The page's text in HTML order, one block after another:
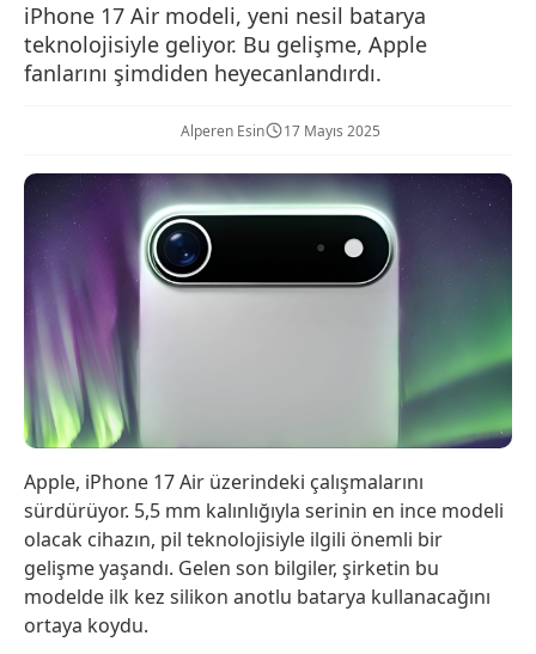
iPhone 17 Air modeli, yeni nesil batarya
teknolojisiyle geliyor. Bu gelişme, Apple
fanlarını şimdiden heyecanlandırdı.
Alperen Esin 17 Mayıs 2025
Apple, iPhone 17 Air üzerindeki çalışmalarını
sürdürüyor. 5,5 mm kalınlığıyla serinin en ince modeli
olacak cihazın, pil teknolojisiyle ilgili önemli bir
gelişme yaşandı. Gelen son bilgiler, şirketin bu
modelde ilk kez silikon anotlu batarya kullanacağını
ortaya koydu.